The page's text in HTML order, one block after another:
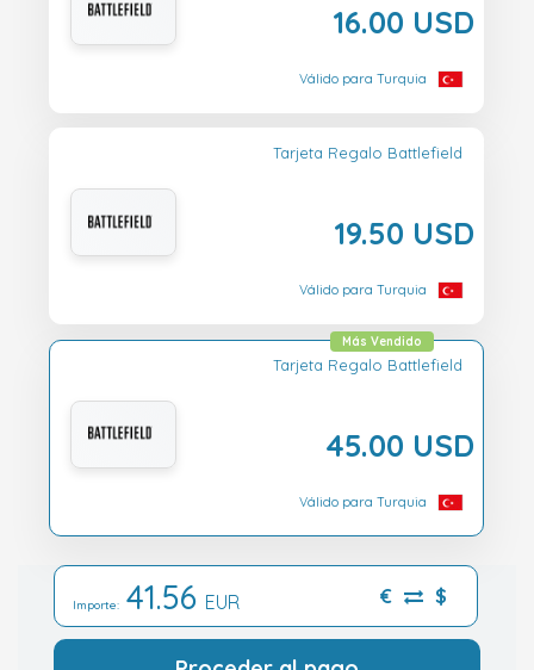
16.00 USD
Válido para Turquia
Tarjeta Regalo Battlefield
19.50 USD
Válido para Turquia
Tarjeta Regalo Battlefield
45.00 USD
Más Vendido
Válido para Turquia
Importe: 41.56 EUR € $